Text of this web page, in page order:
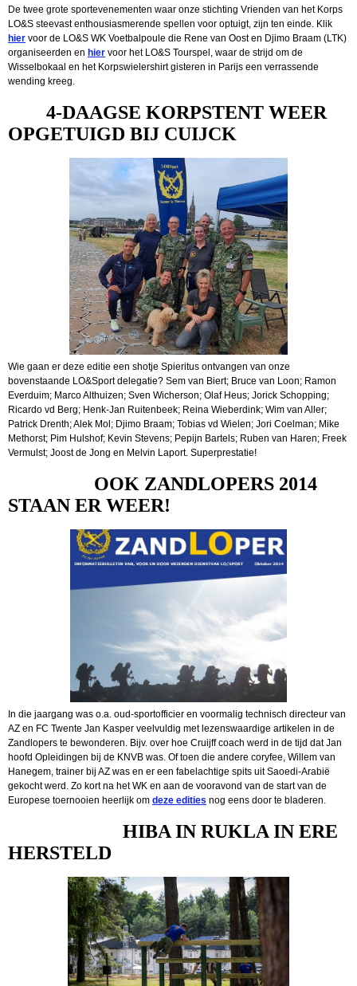
De twee grote sportevenementen waar onze stichting Vrienden van het Korps
LO&S steevast enthousiasmerende spellen voor optuigt, zijn ten einde. Klik
hier voor de LO&S WK Voetbalpoule die Rene van Oost en Djimo Braam (LTK)
organiseerden en hier voor het LO&S Tourspel, waar de strijd om de
Wisselbokaal en het Korpswielershirt gisteren in Parijs een verrassende
wending kreeg.
4-DAAGSE KORPSTENT WEER
OPGETUIGD BIJ CUIJCK
Wie gaan er deze editie een shotje Spieritus ontvangen van onze
bovenstaande LO&Sport delegatie? Sem van Biert; Bruce van Loon; Ramon
Everduim; Marco Althuizen; Sven Wicherson; Olaf Heus; Jorick Schopping;
Ricardo vd Berg; Henk-Jan Ruitenbeek; Reina Wieberdink; Wim van Aller;
Patrick Drenth; Alek Mol; Djimo Braam; Tobias vd Wielen; Jori Coelman; Mike
Methorst; Pim Hulshof; Kevin Stevens; Pepijn Bartels; Ruben van Haren; Freek
Vermulst; Joost de Jong en Melvin Laport. Superprestatie!
OOK ZANDLOPERS 2014
STAAN ER WEER!
In die jaargang was o.a. oud-sportofficier en voormalig technisch directeur van
AZ en FC Twente Jan Kasper veelvuldig met lezenswaardige artikelen in de
Zandlopers te bewonderen. Bijv. over hoe Cruijff coach werd in de tijd dat Jan
hoofd Opleidingen bij de KNVB was. Of toen die andere coryfee, Willem van
Hanegem, trainer bij AZ was en er een fabelachtige spits uit Saoedi-Arabië
gekocht werd. Zo kort na het WK en aan de vooravond van de start van de
Europese toernooien heerlijk om deze edities nog eens door te bladeren.
HIBA IN RUKLA IN ERE
HERSTELD